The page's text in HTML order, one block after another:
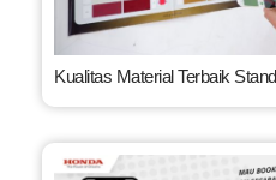
Kualitas Material Terbaik